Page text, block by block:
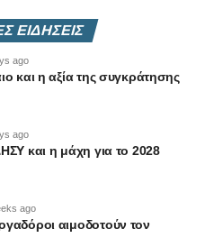
ΕΙΔΗΣΕΙΣ
ago
και η αξία της συγκράτησης
ago
και η μάχη για το 2028
ago
αιμοδοτούν τον